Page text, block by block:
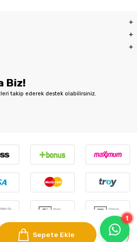
1
Sepete Ekle
Biz!
takip ederek destek olabilirsiniz.